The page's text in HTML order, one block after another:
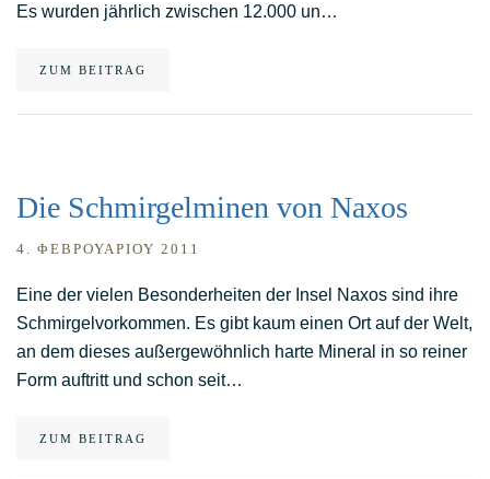
Es wurden jährlich zwischen 12.000 un…
ZUM BEITRAG
Die Schmirgelminen von Naxos
4. ΦΕΒΡΟΥΑΡΊΟΥ 2011
Eine der vielen Besonderheiten der Insel Naxos sind ihre
Schmirgelvorkommen. Es gibt kaum einen Ort auf der Welt,
an dem dieses außergewöhnlich harte Mineral in so reiner
Form auftritt und schon seit…
ZUM BEITRAG